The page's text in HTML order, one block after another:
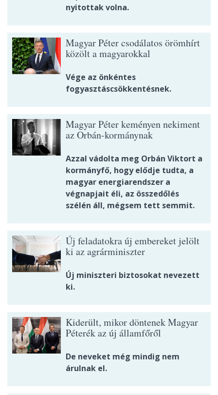
nyitottak volna.
Magyar Péter csodálatos örömhírt
közölt a magyarokkal
Vége az önkéntes
fogyasztáscsökkentésnek.
Magyar Péter keményen nekiment
az Orbán-kormánynak
Azzal vádolta meg Orbán Viktort a
kormányfő, hogy elődje tudta, a
magyar energiarendszer a
végnapjait éli, az összedőlés
szélén áll, mégsem tett semmit.
Új feladatokra új embereket jelölt
ki az agrárminiszter
Új miniszteri biztosokat nevezett
ki.
Kiderült, mikor döntenek Magyar
Péterék az új államfőről
De neveket még mindig nem
árulnak el.